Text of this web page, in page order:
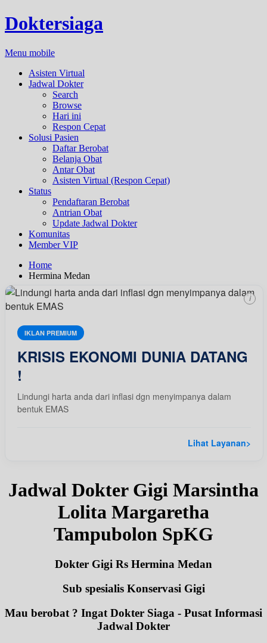
Doktersiaga
Menu mobile
Asisten Virtual
Jadwal Dokter
Search
Browse
Hari ini
Respon Cepat
Solusi Pasien
Daftar Berobat
Belanja Obat
Antar Obat
Asisten Virtual (Respon Cepat)
Status
Pendaftaran Berobat
Antrian Obat
Update Jadwal Dokter
Komunitas
Member VIP
Home
Hermina Medan
IKLAN PREMIUM
KRISIS EKONOMI DUNIA DATANG
!
Lindungi harta anda dari inflasi dgn menyimpanya dalam
bentuk EMAS
Lihat Layanan>
i
Jadwal Dokter Gigi Marsintha
Lolita Margaretha
Tampubolon SpKG
Dokter Gigi Rs Hermina Medan
Sub spesialis Konservasi Gigi
Mau berobat ? Ingat Dokter Siaga - Pusat Informasi
Jadwal Dokter